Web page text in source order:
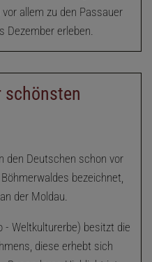
allem zu den Passauer
Dezember erleben.
schönsten
den Deutschen schon vor
bezeichnet,
der Moldau.
Weltkulturerbe) besitzt die
diese erhebt sich